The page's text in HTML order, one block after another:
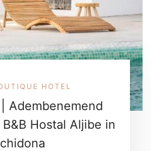
HOTEL
| Adembenemend
Hostal Aljibe in